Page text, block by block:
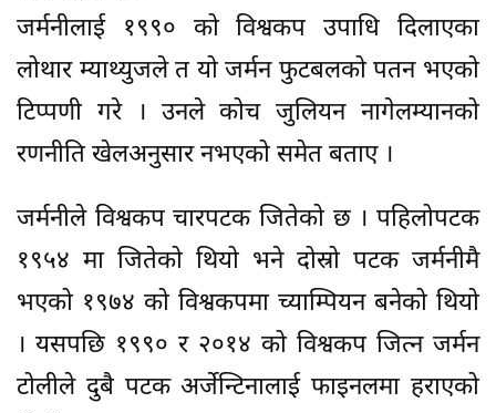
जर्मनीलाई १९९० को विश्वकप उपाधि दिलाएका
लोथार म्याथ्युजले त यो जर्मन फुटबलको पतन भएको
टिप्पणी गरे । उनले कोच जुलियन नागेलम्यानको
रणनीति खेलअनुसार नभएको समेत बताए ।
जर्मनीले विश्वकप चारपटक जितेको छ । पहिलोपटक
१९५४ मा जितेको थियो भने दोस्रो पटक जर्मनीमै
भएको १९७४ को विश्वकपमा च्याम्पियन बनेको थियो
। यसपछि १९९० र २०१४ को विश्वकप जित्न जर्मन
टोलीले दुबै पटक अर्जेन्टिनालाई फाइनलमा हराएको